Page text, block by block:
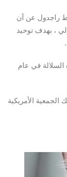
راجدول عن آن
، بهدف توحيد
في عام
الأمريكية